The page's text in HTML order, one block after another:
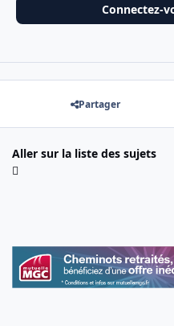
Connectez-
Partager
Aller sur la liste des sujets